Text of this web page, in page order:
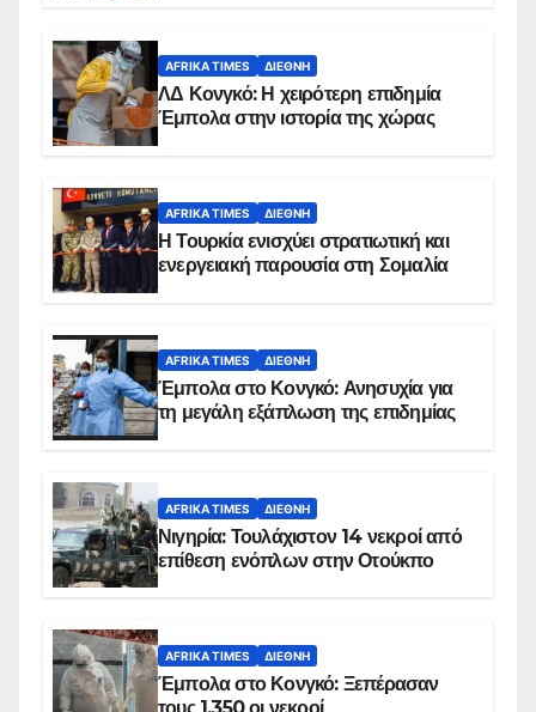
AFRIKA TIMES ΔΙΕΘΝΉ
ΛΔ Κονγκό: Η χειρότερη επιδημία
Έμπολα στην ιστορία της χώρας
AFRIKA TIMES ΔΙΕΘΝΉ
Η Τουρκία ενισχύει στρατιωτική και
ενεργειακή παρουσία στη Σομαλία
AFRIKA TIMES ΔΙΕΘΝΉ
Έμπολα στο Κονγκό: Ανησυχία για
τη μεγάλη εξάπλωση της επιδημίας
AFRIKA TIMES ΔΙΕΘΝΉ
Νιγηρία: Τουλάχιστον 14 νεκροί από
επίθεση ενόπλων στην Οτούκπο
AFRIKA TIMES ΔΙΕΘΝΉ
Έμπολα στο Κονγκό: Ξεπέρασαν